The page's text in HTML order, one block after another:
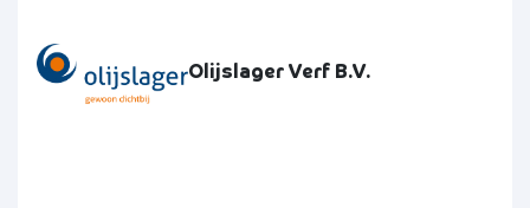
Olijslager Verf B.V.